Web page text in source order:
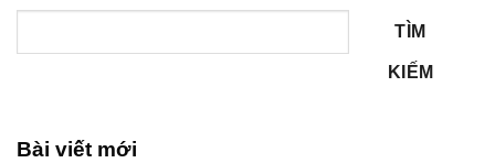
TÌM
KIẾM
Bài viết mới